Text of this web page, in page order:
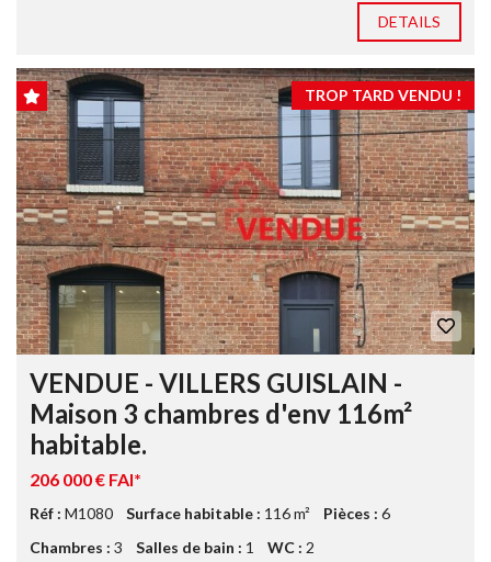
DETAILS
TROP TARD VENDU !
VENDUE - VILLERS GUISLAIN -
Maison 3 chambres d'env 116m²
habitable.
206 000 € FAI*
Réf : M1080 Surface habitable : 116 m² Pièces : 6
Chambres : 3 Salles de bain : 1 WC : 2